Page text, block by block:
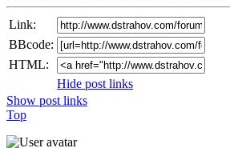
Link:
BBcode:
HTML:
Hide post links
Show post links
Top